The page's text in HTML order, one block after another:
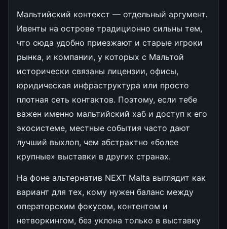
Мальтийский контекст — отдельный аргумент.
Ивенты на острове традиционно сильны тем,
что сюда удобно приезжают и старые игроки
рынка, и компании, у которых с Мальтой
исторически связаны лицензии, офисы,
юридическая инфраструктура или просто
плотная сеть контактов. Поэтому, если тебе
важен именно мальтийский хаб и доступ к его
экосистеме, местные события часто дают
лучший выхлоп, чем абстрактно «более
крупные» выставки в других странах.
На фоне альтернатив NEXT Malta выглядит как
вариант для тех, кому нужен баланс между
операторским фокусом, контентом и
нетворкингом, без уклона только в выставку